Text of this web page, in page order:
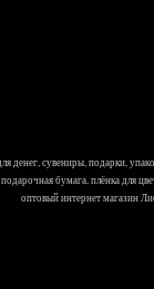
денег, сувениры, подарки,
бумага, плёнка для
оптовый интернет магазин